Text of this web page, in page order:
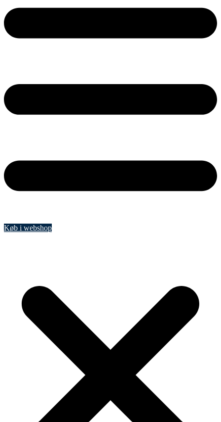
Køb i webshop